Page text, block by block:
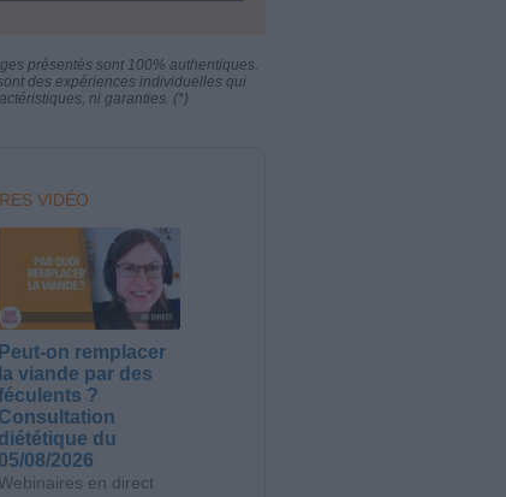
présentés sont 100% authentiques.
des expériences individuelles qui
ni garanties. (*)
VIDÉO
Peut-on remplacer
la viande par des
?
Consultation
diététique du
05/08/2026
en direct